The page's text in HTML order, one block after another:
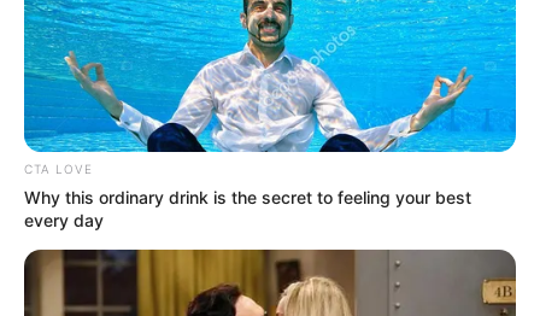
CTA LOVE
Why this ordinary drink is the secret to feeling your best
every day